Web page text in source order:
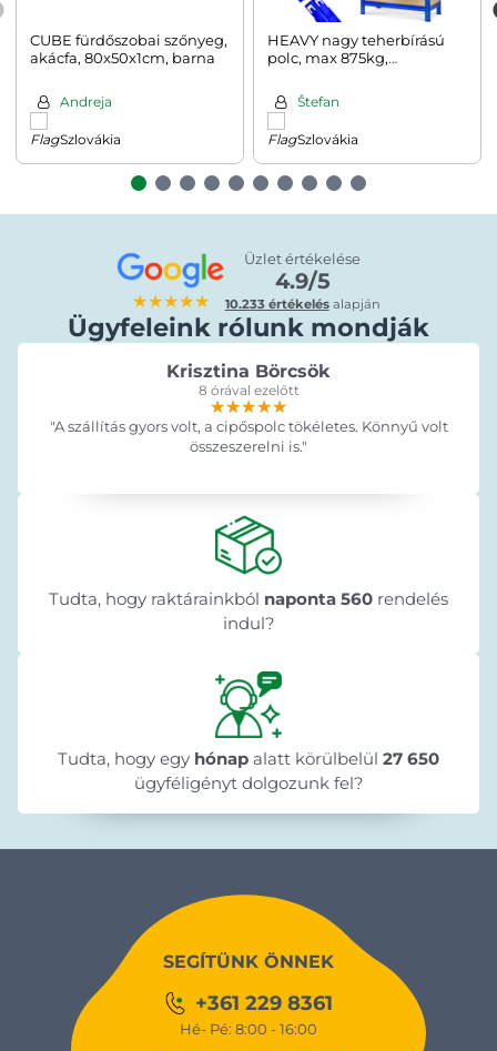
CUBE fürdőszobai szőnyeg,
akácfa, 80x50x1cm, barna
Andreja
Szlovákia
HEAVY nagy teherbírású
polc, max 875kg,
Štefan
Szlovákia
★★★★★
Üzlet értékelése
4.9/5
10.233 értékelésalapján
Ügyfeleink rólunk mondják
Krisztina Börcsök
8 órával ezelőtt
★★★★★
★★★★★
★★★★★
"A szállítás gyors volt, a cipőspolc tökéletes. Könnyű volt
összeszerelni is."
Tudta, hogy raktárainkból naponta 560 rendelés
indul?
Tudta, hogy egy hónap alatt körülbelül 27 650
ügyféligényt dolgozunk fel?
SEGÍTÜNK ÖNNEK
+361 229 8361
Hé- Pé: 8:00 - 16:00